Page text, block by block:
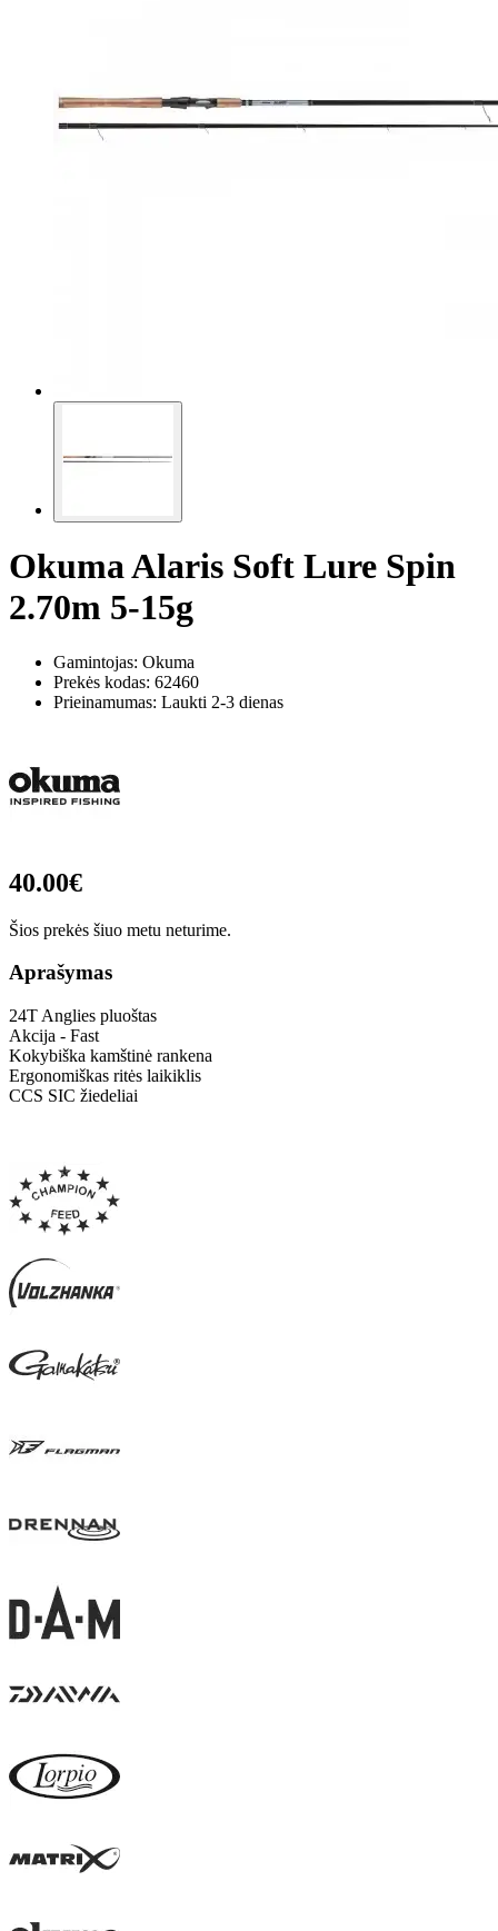
Okuma Alaris Soft Lure Spin
2.70m 5-15g
Gamintojas: Okuma
Prekės kodas: 62460
Prieinamumas: Laukti 2-3 dienas
40.00€
Šios prekės šiuo metu neturime.
Aprašymas
24T Anglies pluoštas
Akcija - Fast
Kokybiška kamštinė rankena
Ergonomiškas ritės laikiklis
CCS SIC žiedeliai